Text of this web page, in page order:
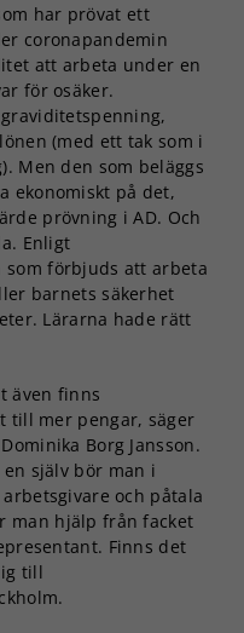
har prövat ett
coronapandemin
att arbeta under en
för osäker.
(med ett tak som i
Men den som beläggs
ekonomiskt på det,
prövning i AD. Och
Enligt
som förbjuds att arbeta
barnets säkerhet
Lärarna hade rätt
även finns
till mer pengar, säger
Borg Jansson.
själv bör man i
och påtala
man hjälp från facket
Finns det
till